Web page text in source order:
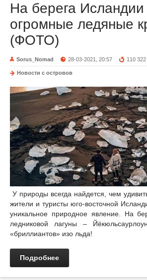
На берега
огромные ледяные
(ФОТО)
Sorus_Nomad 28-03-2021, 20:57 110 322
Новости с островов
У природы всегда найдется, чем
жители и туристы юго-восточной
уникальное природное явление. На
ледниковой лагуны –
«бриллиантов» изо льда!
Подробнее